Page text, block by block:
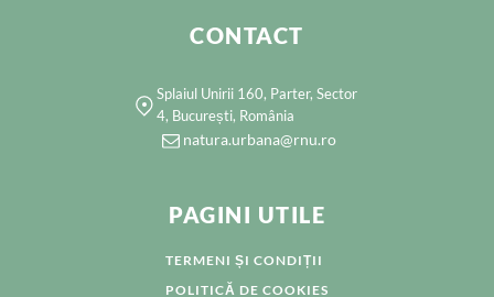
CONTACT
Splaiul Unirii 160, Parter, Sector
4, București, România
natura.urbana@rnu.ro
PAGINI UTILE
TERMENI ȘI CONDIȚII
POLITICĂ DE COOKIES